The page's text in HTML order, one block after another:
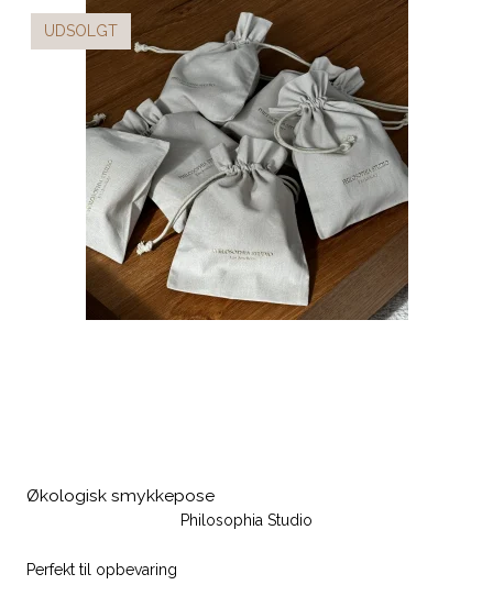
UDSOLGT
Økologisk smykkepose
Philosophia Studio
Perfekt til opbevaring